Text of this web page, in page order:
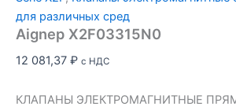
для различных сред
Aignep X2F03315N0
12 081,37 ₽ с НДС
КЛАПАНЫ ЭЛЕКТРОМАГНИТНЫЕ